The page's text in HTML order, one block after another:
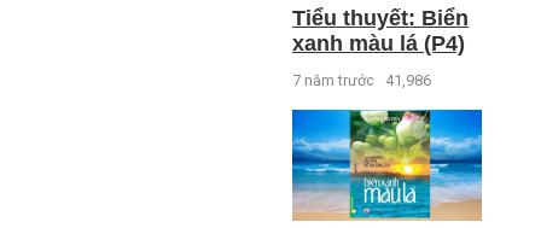
Tiểu thuyết: Biển
xanh màu lá (P4)
7 năm trước 41,986